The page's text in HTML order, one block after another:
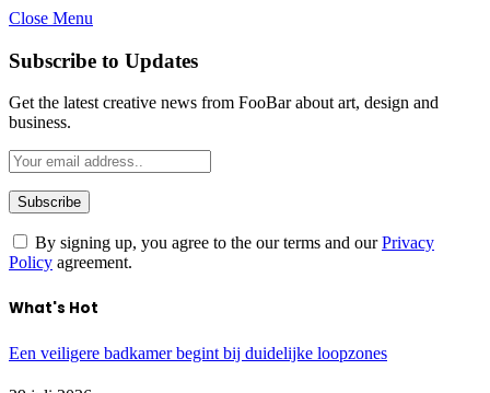
Close Menu
Subscribe to Updates
Get the latest creative news from FooBar about art, design and
business.
By signing up, you agree to the our terms and ourPrivacy
Policy agreement.
What's Hot
Een veiligere badkamer begint bij duidelijke loopzones